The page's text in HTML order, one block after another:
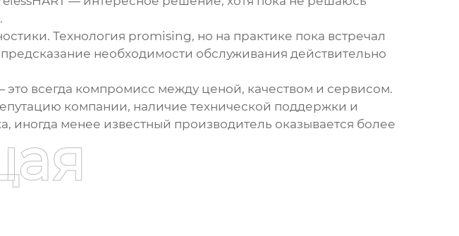
Технология promising, но на практике пока встречал
необходимости обслуживания действительно
всегда компромисс между ценой, качеством и сервисом.
компании, наличие технической поддержки и
иногда менее известный производитель оказывается более